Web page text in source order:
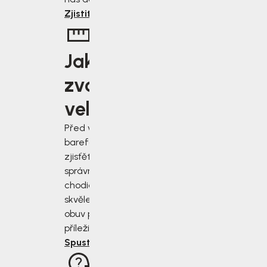
Zjistit více
Jakou
zvolit
velikost?
Před výběrem
barefoot bot
zjisťěte jak
správně změřit
chodidla a vybrat
skvěle padnoucí
obuv pro každou
příležitost.
Spustit rádce